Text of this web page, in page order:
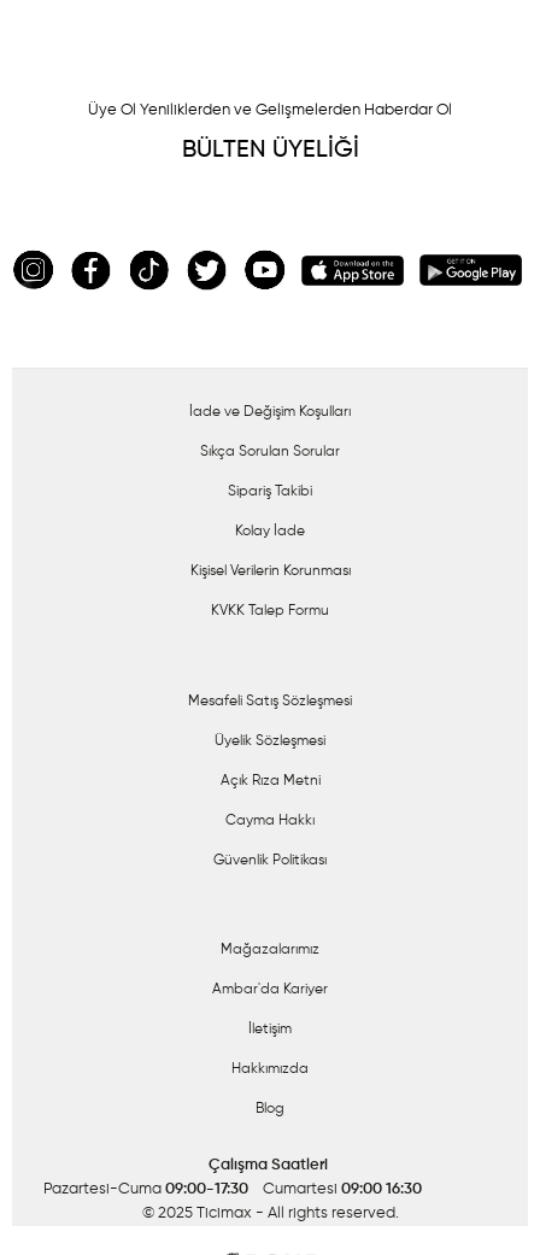
Üye Ol Yeniliklerden ve Gelişmelerden Haberdar Ol
BÜLTEN ÜYELİĞİ
İade ve Değişim Koşulları
Sıkça Sorulan Sorular
Sipariş Takibi
Kolay İade
Kişisel Verilerin Korunması
KVKK Talep Formu
Mesafeli Satış Sözleşmesi
Üyelik Sözleşmesi
Açık Rıza Metni
Cayma Hakkı
Güvenlik Politikası
Mağazalarımız
Ambar'da Kariyer
İletişim
Hakkımızda
Blog
Çalışma Saatleri
Pazartesi-Cuma 09:00-17:30 Cumartesi 09:00 16:30
© 2025 Ticimax - All rights reserved.